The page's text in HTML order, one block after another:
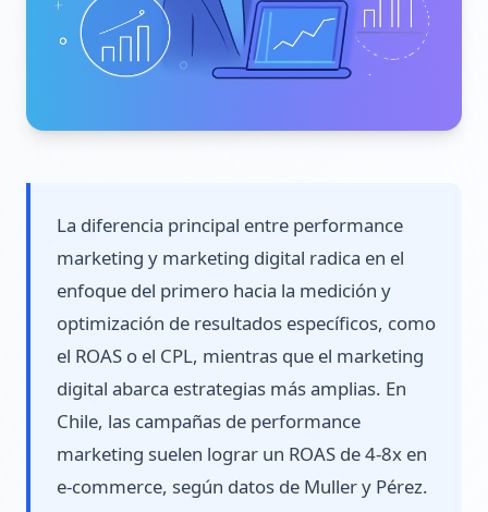
La diferencia principal entre performance
marketing y marketing digital radica en el
enfoque del primero hacia la medición y
optimización de resultados específicos, como
el ROAS o el CPL, mientras que el marketing
digital abarca estrategias más amplias. En
Chile, las campañas de performance
marketing suelen lograr un ROAS de 4-8x en
e-commerce, según datos de Muller y Pérez.